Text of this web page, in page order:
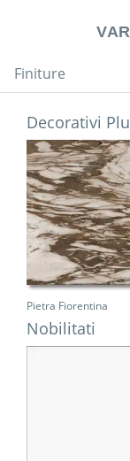
Finiture
Decorativi
Pietra Fiorentina
Nobilitati